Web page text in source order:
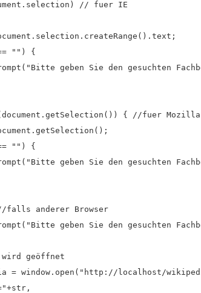
// fuer IE
"") {
geben Sie den gesuchten
{ //fuer
"") {
geben Sie den gesuchten
anderer Browser
geben Sie den gesuchten
wird geöffnet
= window.open("http://localhost/